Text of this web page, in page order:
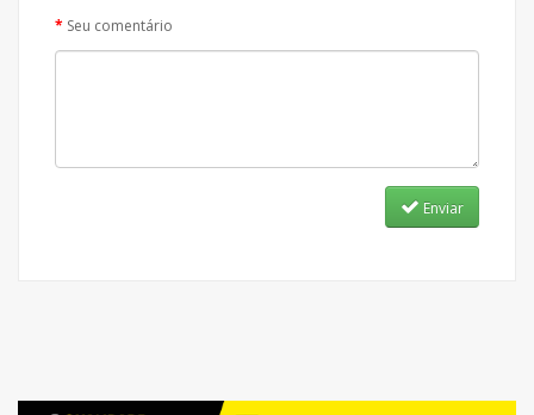
Seu comentário
Enviar